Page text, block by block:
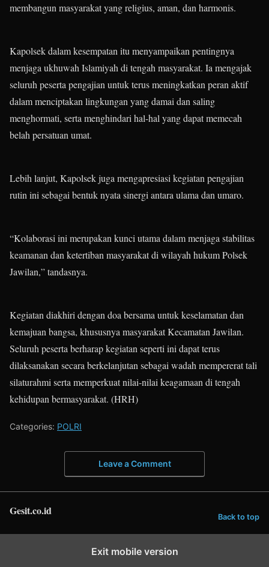
membangun masyarakat yang religius, aman, dan harmonis.
Kapolsek dalam kesempatan itu menyampaikan pentingnya
menjaga ukhuwah Islamiyah di tengah masyarakat. Ia mengajak
seluruh peserta pengajian untuk terus meningkatkan peran aktif
dalam menciptakan lingkungan yang damai dan saling
menghormati, serta menghindari hal-hal yang dapat memecah
belah persatuan umat.
Lebih lanjut, Kapolsek juga mengapresiasi kegiatan pengajian
rutin ini sebagai bentuk nyata sinergi antara ulama dan umaro.
“Kolaborasi ini merupakan kunci utama dalam menjaga stabilitas
keamanan dan ketertiban masyarakat di wilayah hukum Polsek
Jawilan,” tandasnya.
Kegiatan diakhiri dengan doa bersama untuk keselamatan dan
kemajuan bangsa, khususnya masyarakat Kecamatan Jawilan.
Seluruh peserta berharap kegiatan seperti ini dapat terus
dilaksanakan secara berkelanjutan sebagai wadah mempererat tali
silaturahmi serta memperkuat nilai-nilai keagamaan di tengah
kehidupan bermasyarakat. (HRH)
Categories: POLRI
Leave a Comment
Gesit.co.id Back to top
Exit mobile version